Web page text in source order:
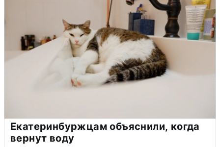
Екатеринбуржцам объяснили, когда
вернут воду